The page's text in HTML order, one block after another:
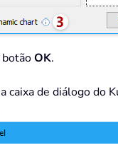
OK.
caixa de diálogo do